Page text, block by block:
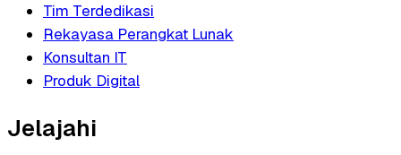
Tim Terdedikasi
Rekayasa Perangkat Lunak
Konsultan IT
Produk Digital
Jelajahi